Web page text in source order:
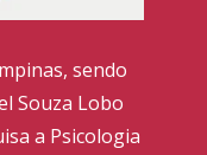
sendo
Souza Lobo
a Psicologia